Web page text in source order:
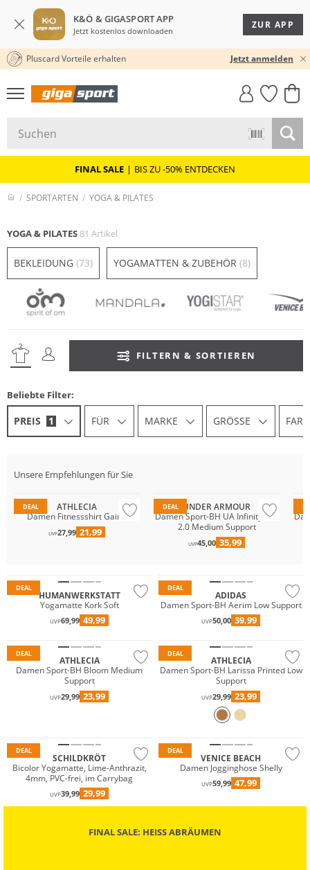
K&Ö & GIGASPORT APP
Jetzt kostenlos downloaden
ZUR APP
★★★★★ 4,8 / 5,0 STERNE
Pluscard Vorteile erhalten Jetzt anmelden
GIGASTYLE
FAHRRAD­
MUST-HAVE
FINAL SALE | BIS ZU -50% ENTDECKEN
SPORTARTEN YOGA & PILATES
YOGA & PILATES 81 Artikel
BEKLEIDUNG (73) YOGAMATTEN & ZUBEHÖR (8)
FILTERN & SORTIEREN
Beliebte Filter:
PREIS 1 FÜR MARKE GRÖSSE
Unsere Empfehlungen für Sie
DEAL
Preis & Wert
ATHLECIA
Damen Fitnessshirt Gaina
UVP27,99 21,99
DEAL
UNDER ARMOUR
Damen Sport-BH UA Infinity Mid
2.0 Medium Support
UVP45,00 35,99
DEAL
HUMANWERKSTATT
Yogamatte Kork Soft
UVP69,99 49,99
DEAL
ADIDAS
Damen Sport-BH Aerim Low Support
UVP50,00 39,99
DEAL
ATHLECIA
Damen Sport-BH Bloom Medium
Support
UVP29,99 23,99
DEAL
ATHLECIA
Damen Sport-BH Larissa Printed Low
Support
UVP29,99 23,99
DEAL
SCHILDKRÖT
Bicolor Yogamatte, Lime-Anthrazit,
4mm, PVC-frei, im Carrybag
UVP39,99 29,99
DEAL
VENICE BEACH
Damen Jogginghose Shelly
UVP59,99 47,99
FINAL SALE: HEISS ABRÄUMEN